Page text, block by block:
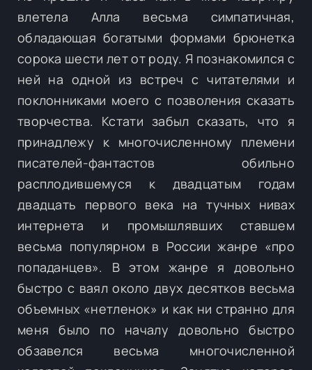
влетела Алла весьма симпатичная,
обладающая богатыми формами брюнетка
сорока шести лет от роду. Я познакомился с
ней на одной из встреч с читателями и
поклонниками моего с позволения сказать
творчества. Кстати забыл сказать, что я
принадлежу к многочисленному племени
писателей-фантастов обильно
расплодившемуся к двадцатым годам
двадцать первого века на тучных нивах
интернета и промышлявших ставшем
весьма популярном в России жанре «про
попаданцев». В этом жанре я довольно
быстро с ваял около двух десятков весьма
объемных «нетленок» и как ни странно для
меня было по началу довольно быстро
обзавелся весьма многочисленной